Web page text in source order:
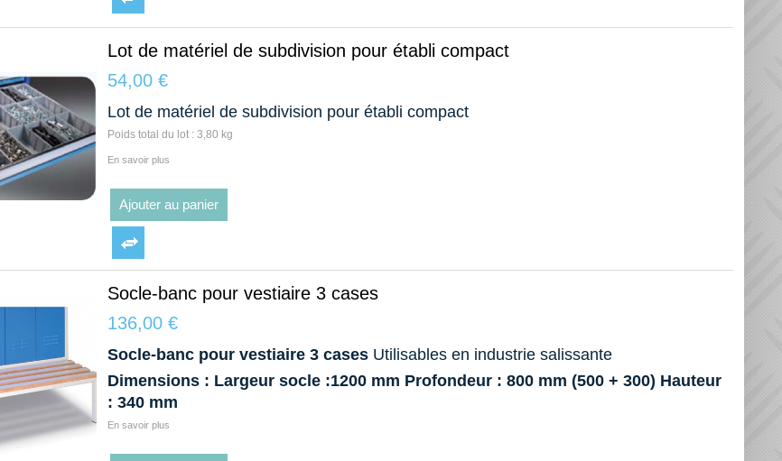
Lot de matériel de subdivision pour établi compact
54,00 €
Lot de matériel de subdivision pour établi compact
Poids total du lot : 3,80 kg
En savoir plus
Ajouter au panier
Socle-banc pour vestiaire 3 cases
136,00 €
Socle-banc pour vestiaire 3 cases Utilisables en industrie salissante
Dimensions : Largeur socle :1200 mm Profondeur : 800 mm (500 + 300) Hauteur
: 340 mm
En savoir plus